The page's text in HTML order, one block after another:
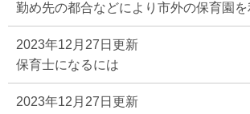
勤め先の都合などにより市外の保育園
2023年12月27日更新
保育士になるには
2023年12月27日更新